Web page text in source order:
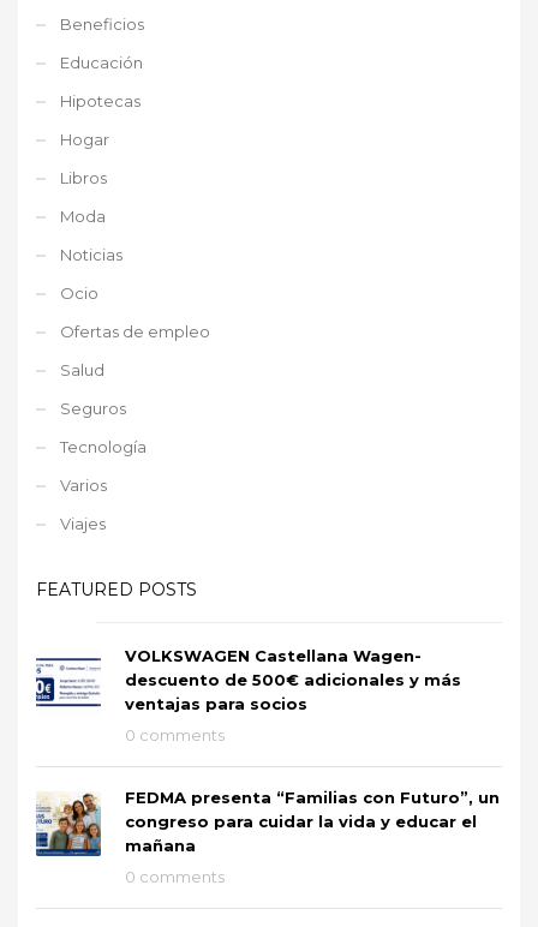
Beneficios
Educación
Hipotecas
Hogar
Libros
Moda
Noticias
Ocio
Ofertas de empleo
Salud
Seguros
Tecnología
Varios
Viajes
FEATURED POSTS
VOLKSWAGEN Castellana Wagen-
descuento de 500€ adicionales y más
ventajas para socios
0 comments
FEDMA presenta “Familias con Futuro”, un
congreso para cuidar la vida y educar el
mañana
0 comments